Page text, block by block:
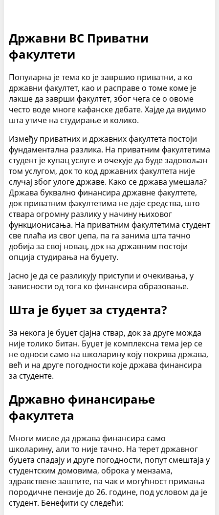
Државни ВС Приватни
факултети
Популарна је тема ко је завршио приватни, а ко
државни факултет, као и расправе о томе коме је
лакше да заврши факултет, због чега се о овоме
често воде многе кафанске дебате. Хајде да видимо
шта утиче на студирање и колико.
Између приватних и државних факултета постоји
фундаментална разлика. На приватним факултетима
студент је купац услуге и очекује да буде задовољан
том услугом, док то код државних факултета није
случај због улоге државе. Како се држава умешала?
Држава буквално финансира државне факултете,
док приватним факултетима не даје средства, што
ствара огромну разлику у начину њиховог
функционисања. На приватним факултетима студент
све плаћа из свог џепа, па га занима шта тачно
добија за свој новац, док на државним постоји
опција студирања на буџету.
Јасно је да се разликују приступи и очекивања, у
зависности од тога ко финансира образовање.
Шта је буџет за студента?
За некога је буџет сјајна ствар, док за друге можда
није толико битан. Буџет је комплексна тема јер се
не односи само на школарину коју покрива држава,
већ и на друге погодности које држава финансира
за студенте.
Државно финансирање
факултета
Многи мисле да држава финансира само
школарину, али то није тачно. На терет државног
буџета спадају и друге погодности, попут смештаја у
студентским домовима, оброка у мензама,
здравствене заштите, па чак и могућност примања
породичне пензије до 26. године, под условом да је
студент. Бенефити су следећи: